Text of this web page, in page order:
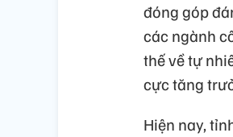
đóng góp
các ngành
thế về tự
cực tăng
Hiện nay,